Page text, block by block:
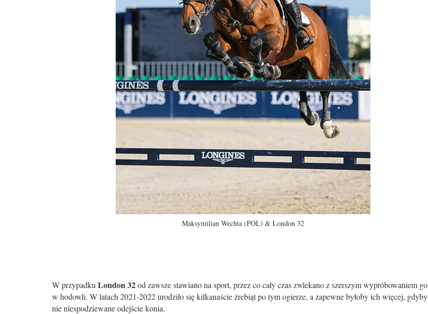
Maksymilian Wechta (POL) & London 32
W przypadku London 32od zawsze stawiano na sport, przez co cały czas zwlekano z szerszym wypróbowaniem go
w hodowli. W latach 2021-2022 urodziło się kilkanaście źrebiąt po tym ogierze, a zapewne byłoby ich więcej, gdyby
nie niespodziewane odejście konia.